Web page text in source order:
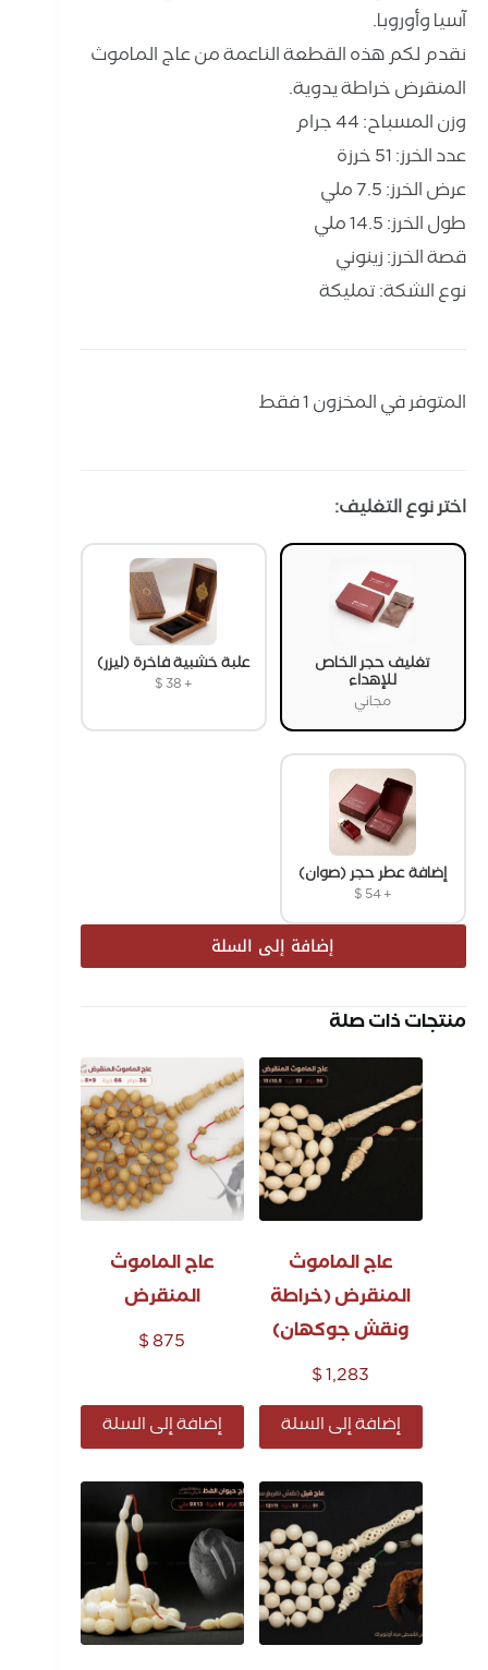
آسيا وأوروبا.
نقدم لكم هذه القطعة الناعمة من عاج الماموث
المنقرض خراطة يدوية.
وزن المسباح: 44 جرام
عدد الخرز: 51 خرزة
عرض الخرز: 7.5 ملي
طول الخرز: 14.5 ملي
قصة الخرز: زينوني
نوع الشكة: تمليكة
المتوفر في المخزون 1 فقط
اختر نوع التغليف:
تغليف حجر الخاص
للإهداء
مجاني
علبة خشبية فاخرة (ليزر)
+
$38
إضافة عطر حجر (صوان)
+
$54
إضافة إلى السلة
منتجات ذات صلة
عاج الماموث
المنقرض (خراطة
ونقش جوكهان)
$1,283
إضافة إلى السلة
عاج الماموث
المنقرض
$875
إضافة إلى السلة